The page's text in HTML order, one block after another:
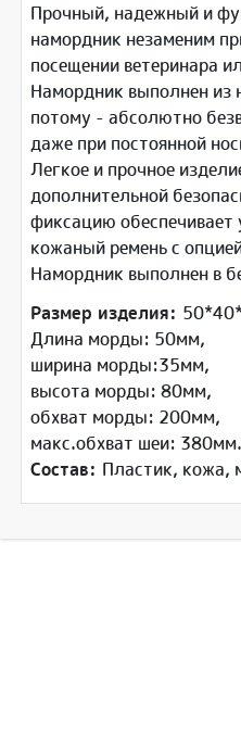
Прочный, надежный и
намордник незаменим
посещении ветеринара
Намордник выполнен из
потому - абсолютно
даже при постоянной
Легкое и прочное
дополнительной
фиксацию
кожаный ремень с
Намордник выполнен в
Размер изделия:
Длина морды: 50мм,
ширина морды:35мм,
высота морды: 80мм,
обхват морды: 200мм,
макс.обхват шеи: 380мм.
Состав: Пластик, кожа,